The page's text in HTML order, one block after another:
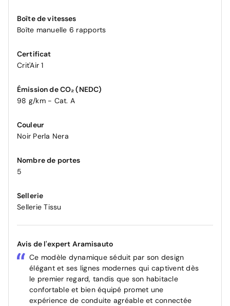
Boîte de vitesses
Boîte manuelle 6 rapports
Certificat
Crit'Air 1
Émission de CO₂ (NEDC)
98 g/km - Cat. A
Couleur
Noir Perla Nera
Nombre de portes
5
Sellerie
Sellerie Tissu
Avis de l'expert Aramisauto
Ce modèle dynamique séduit par son design
élégant et ses lignes modernes qui captivent dès
le premier regard, tandis que son habitacle
confortable et bien équipé promet une
expérience de conduite agréable et connectée